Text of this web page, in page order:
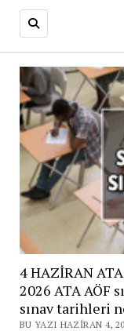
4 HAZİRAN
2026 ATA AÖF
sınav tarihleri
BU YAZI HAZIRAN 4,